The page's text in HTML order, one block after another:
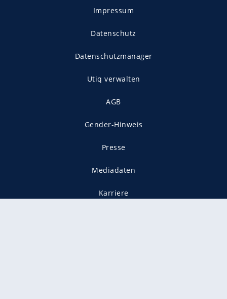
Impressum
Datenschutz
Datenschutzmanager
Utiq verwalten
AGB
Gender-Hinweis
Presse
Mediadaten
Karriere